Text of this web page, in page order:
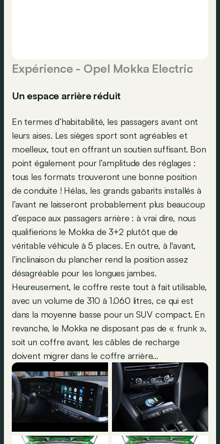
Expérience - Opel Mokka Electric
Un espace arrière réduit
En termes d’habitabilité, les passagers avant ont
leurs aises. Les sièges sport sont agréables et
moelleux, tout en offrant un soutien suffisant. Bon
point également pour l’amplitude des réglages :
tous les formats trouveront une bonne position
de conduite ! Hélas, les grands gabarits installés à
l’avant ne laisseront probablement plus beaucoup
d’espace aux passagers arrière : à vrai dire, nous
qualifierions le Mokka de 3+2 plutôt que de
véritable véhicule à 5 places. En outre, à l'avant,
l’inclinaison du plancher rend la position assez
désagréable pour les longues jambes.
Heureusement, le coffre reste tout à fait utilisable,
avec un volume de 310 à 1.060 litres, ce qui est
dans la moyenne basse pour un SUV compact. En
revanche, le Mokka ne disposant pas de « frunk »,
soit un coffre avant, les câbles de recharge
doivent migrer dans le coffre arrière...